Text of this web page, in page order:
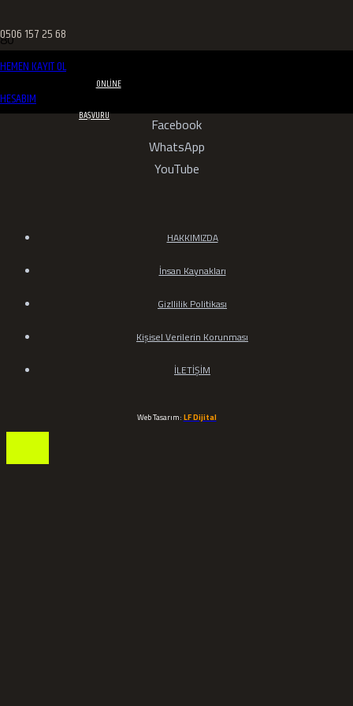
0506 157 25 68
HEMEN KAYIT OL
HESABIM
ONLINE
BAŞVURU
Facebook
WhatsApp
YouTube
HAKKIMIZDA
İnsan Kaynakları
Gizllilik Politikası
Kişisel Verilerin Korunması
İLETİŞİM
Web Tasarım: LF Dijital